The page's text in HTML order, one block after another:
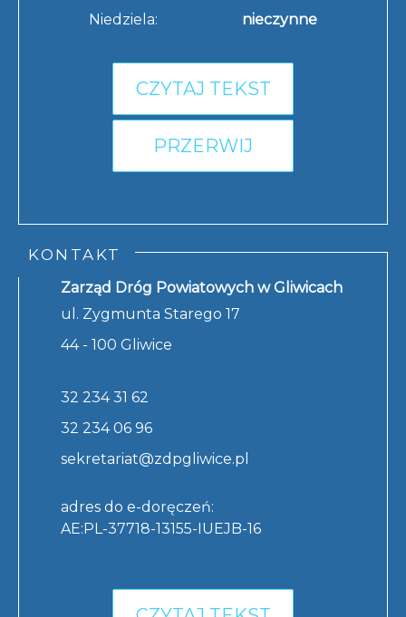
Niedziela:
nieczynne
CZYTAJ TEKST
PRZERWIJ
KONTAKT
Zarząd Dróg Powiatowych w Gliwicach
ul. Zygmunta Starego 17
44 - 100 Gliwice
32 234 31 62
32 234 06 96
sekretariat@zdpgliwice.pl
adres do e-doręczeń:
AE:PL-37718-13155-IUEJB-16